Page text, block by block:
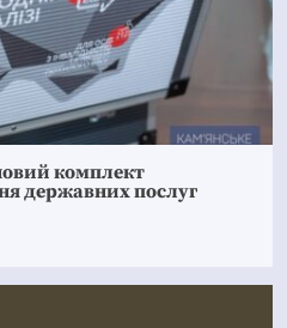
комплект
державних послуг